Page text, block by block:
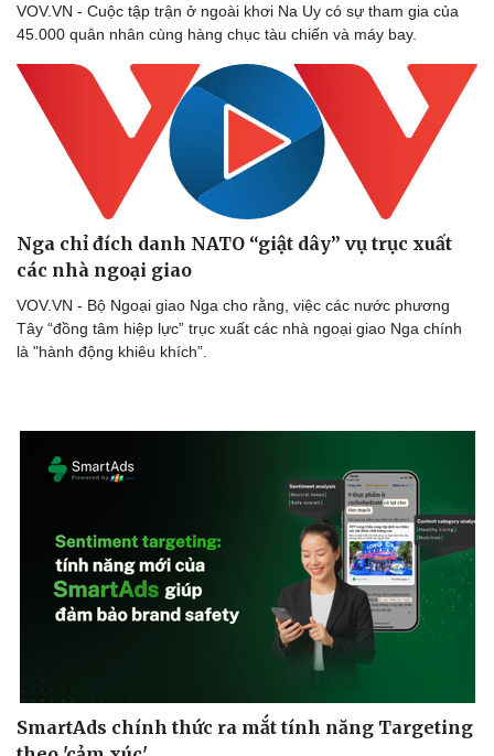
VOV.VN - Cuộc tập trận ở ngoài khơi Na Uy có sự tham gia của
45.000 quân nhân cùng hàng chục tàu chiến và máy bay.
Nga chỉ đích danh NATO “giật dây” vụ trục xuất
các nhà ngoại giao
VOV.VN - Bộ Ngoại giao Nga cho rằng, việc các nước phương
Tây “đồng tâm hiệp lực” trục xuất các nhà ngoại giao Nga chính
là "hành động khiêu khích”.
SmartAds chính thức ra mắt tính năng Targeting